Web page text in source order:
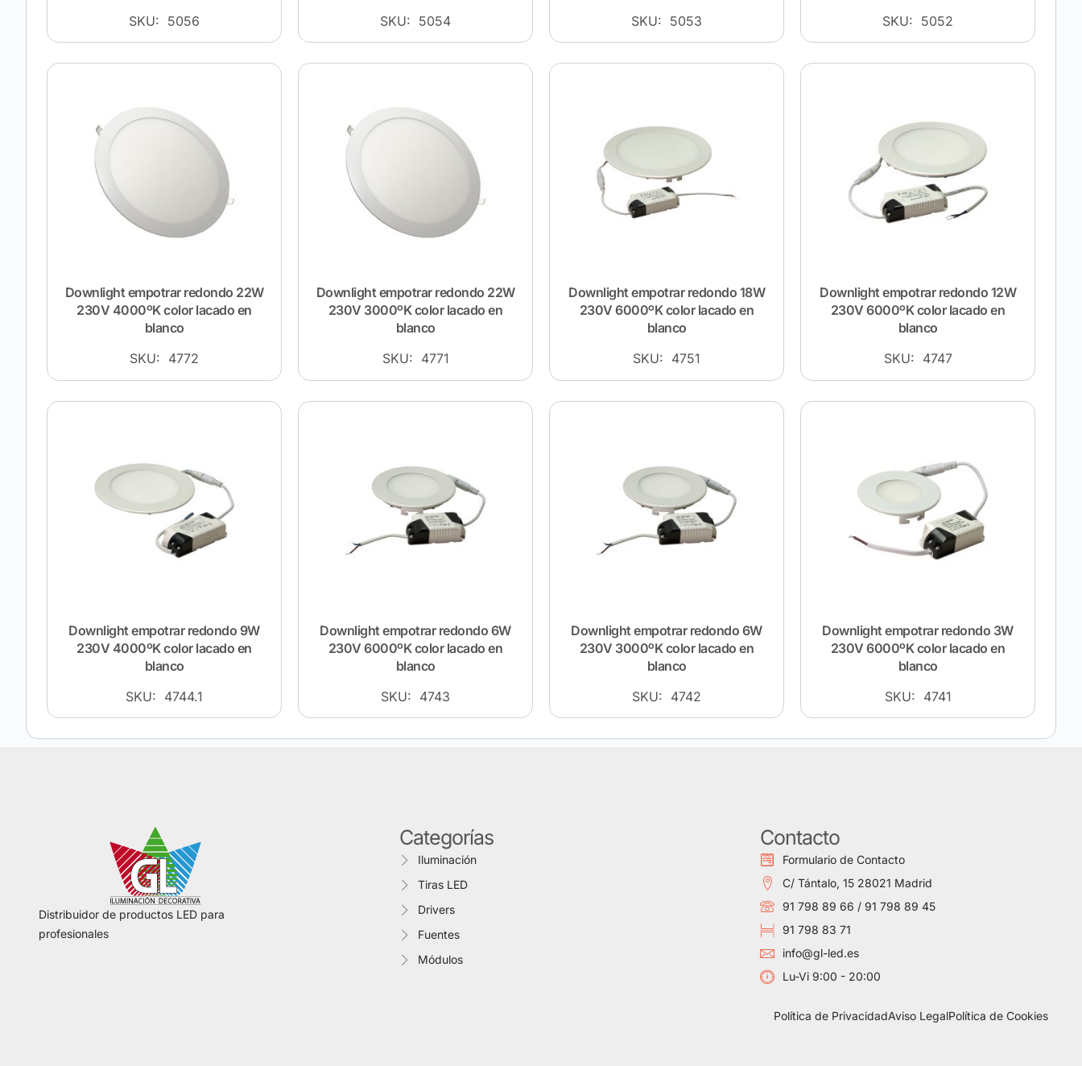
SKU: 5056
SKU: 5054
SKU: 5053
SKU: 5052
Downlight empotrar redondo 22W
230V 4000ºK color lacado en
blanco
SKU: 4772
Downlight empotrar redondo 22W
230V 3000ºK color lacado en
blanco
SKU: 4771
Downlight empotrar redondo 18W
230V 6000ºK color lacado en
blanco
SKU: 4751
Downlight empotrar redondo 12W
230V 6000ºK color lacado en
blanco
SKU: 4747
Downlight empotrar redondo 9W
230V 4000ºK color lacado en
blanco
SKU: 4744.1
Downlight empotrar redondo 6W
230V 6000ºK color lacado en
blanco
SKU: 4743
Downlight empotrar redondo 6W
230V 3000ºK color lacado en
blanco
SKU: 4742
Downlight empotrar redondo 3W
230V 6000ºK color lacado en
blanco
SKU: 4741
Distribuidor de productos LED para
profesionales
Categorías
Iluminación
Tiras LED
Drivers
Fuentes
Módulos
Contacto
Formulario de Contacto
C/ Tántalo, 15 28021 Madrid
91 798 89 66 / 91 798 89 45
91 798 83 71
info@gl-led.es
Lu-Vi 9:00 - 20:00
Política de PrivacidadAviso LegalPolítica de Cookies